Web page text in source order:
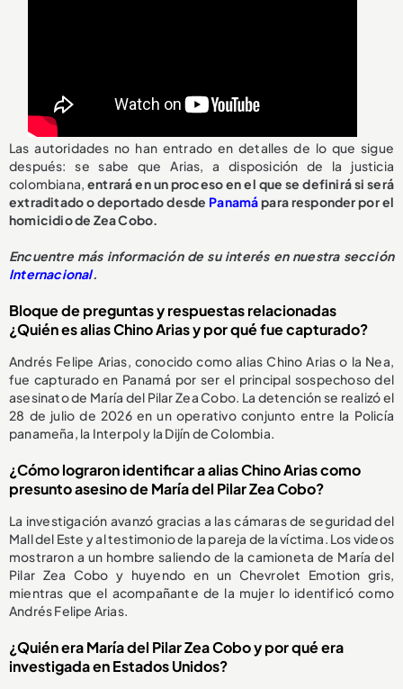
Las autoridades no han entrado en detalles de lo que sigue
después: se sabe que Arias, a disposición de la justicia
colombiana,entrará en un proceso en el que se definirá si será
extraditado o deportado desde Panamápara responder por el
homicidio de Zea Cobo.
Encuentre más información de su interés en nuestra sección
Internacional.
Bloque de preguntas y respuestas relacionadas
¿Quién es alias Chino Arias y por qué fue capturado?
Andrés Felipe Arias, conocido como alias Chino Arias o la Nea,
fue capturado en Panamá por ser el principal sospechoso del
asesinato de María del Pilar Zea Cobo. La detención se realizó el
28 de julio de 2026 en un operativo conjunto entre la Policía
panameña, la Interpol y la Dijín de Colombia.
¿Cómo lograron identificar a alias Chino Arias como
presunto asesino de María del Pilar Zea Cobo?
La investigación avanzó gracias a las cámaras de seguridad del
Mall del Este y al testimonio de la pareja de la víctima. Los videos
mostraron a un hombre saliendo de la camioneta de María del
Pilar Zea Cobo y huyendo en un Chevrolet Emotion gris,
mientras que el acompañante de la mujer lo identificó como
Andrés Felipe Arias.
¿Quién era María del Pilar Zea Cobo y por qué era
investigada en Estados Unidos?